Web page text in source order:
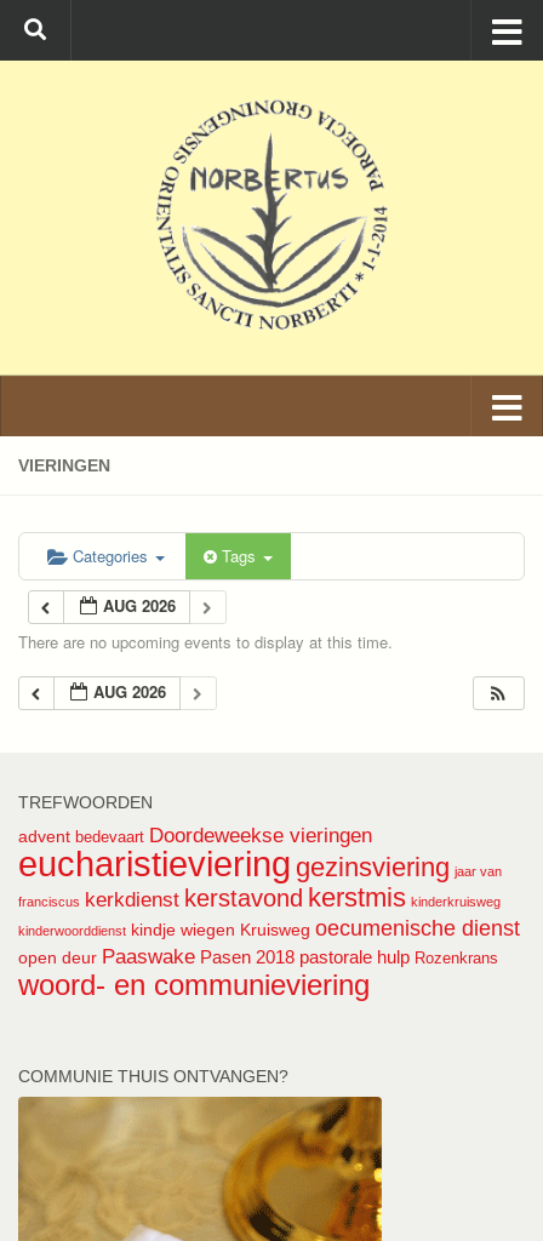
Ga naar de inhoud
VIERINGEN
Categories Tags
AUG 2026
There are no upcoming events to display at this time.
AUG 2026
TREFWOORDEN
advent bedevaart Doordeweekse vieringen
eucharistieviering gezinsviering jaar van
franciscus kerkdienst kerstavond kerstmis kinderkruisweg
kinderwoorddienst kindje wiegen Kruisweg oecumenische dienst
open deur Paaswake Pasen 2018 pastorale hulp Rozenkrans
woord- en communieviering
COMMUNIE THUIS ONTVANGEN?